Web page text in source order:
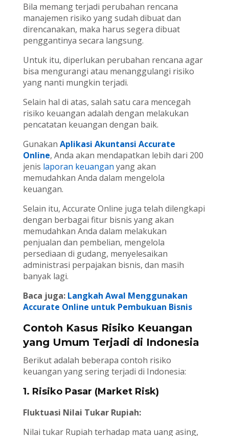
Bila memang terjadi perubahan rencana
manajemen risiko yang sudah dibuat dan
direncanakan, maka harus segera dibuat
penggantinya secara langsung.
Untuk itu, diperlukan perubahan rencana agar
bisa mengurangi atau menanggulangi risiko
yang nanti mungkin terjadi.
Selain hal di atas, salah satu cara mencegah
risiko keuangan adalah dengan melakukan
pencatatan keuangan dengan baik.
Gunakan Aplikasi Akuntansi Accurate
Online, Anda akan mendapatkan lebih dari 200
jenis laporan keuangan yang akan
memudahkan Anda dalam mengelola
keuangan.
Selain itu, Accurate Online juga telah dilengkapi
dengan berbagai fitur bisnis yang akan
memudahkan Anda dalam melakukan
penjualan dan pembelian, mengelola
persediaan di gudang, menyelesaikan
administrasi perpajakan bisnis, dan masih
banyak lagi.
Baca juga: Langkah Awal Menggunakan
Accurate Online untuk Pembukuan Bisnis
Contoh Kasus Risiko Keuangan
yang Umum Terjadi di Indonesia
Berikut adalah beberapa contoh risiko
keuangan yang sering terjadi di Indonesia:
1. Risiko Pasar (Market Risk)
Fluktuasi Nilai Tukar Rupiah:
Nilai tukar Rupiah terhadap mata uang asing,